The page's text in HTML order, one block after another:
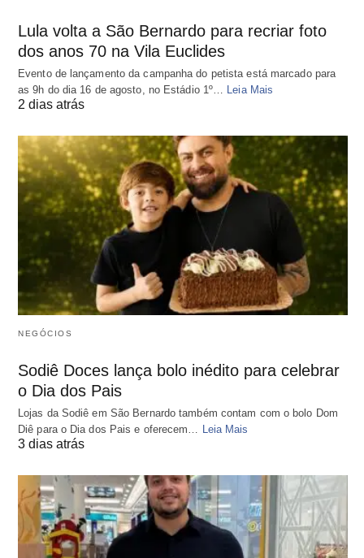
Lula volta a São Bernardo para recriar foto
dos anos 70 na Vila Euclides
Evento de lançamento da campanha do petista está marcado para
as 9h do dia 16 de agosto, no Estádio 1º… Leia Mais
2 dias atrás
NEGÓCIOS
Sodiê Doces lança bolo inédito para celebrar
o Dia dos Pais
Lojas da Sodiê em São Bernardo também contam com o bolo Dom
Diê para o Dia dos Pais e oferecem…
Leia Mais
3 dias atrás